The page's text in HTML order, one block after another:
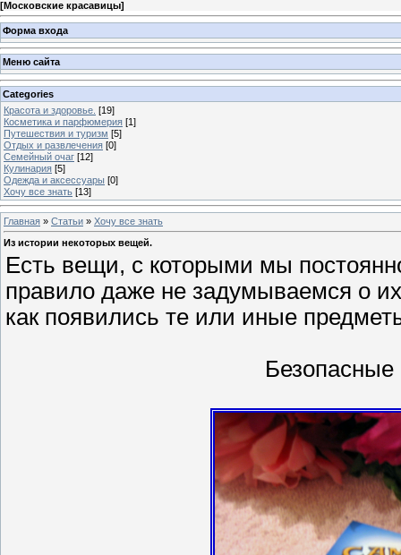
[Московские красавицы]
Форма входа
Меню сайта
Categories
Красота и здоровье. [19]
Косметика и парфюмерия [1]
Путешествия и туризм [5]
Отдых и развлечения [0]
Семейный очаг [12]
Кулинария [5]
Одежда и аксессуары [0]
Хочу все знать [13]
Главная » Статьи » Хочу все знать
Из истории некоторых вещей.
Есть вещи, с которыми мы
правило даже не задумываемся о
как появились те или иные